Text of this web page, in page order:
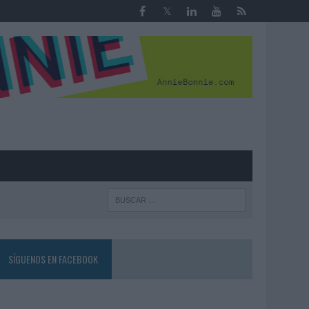
SÍGUENOS EN FACEBOOK